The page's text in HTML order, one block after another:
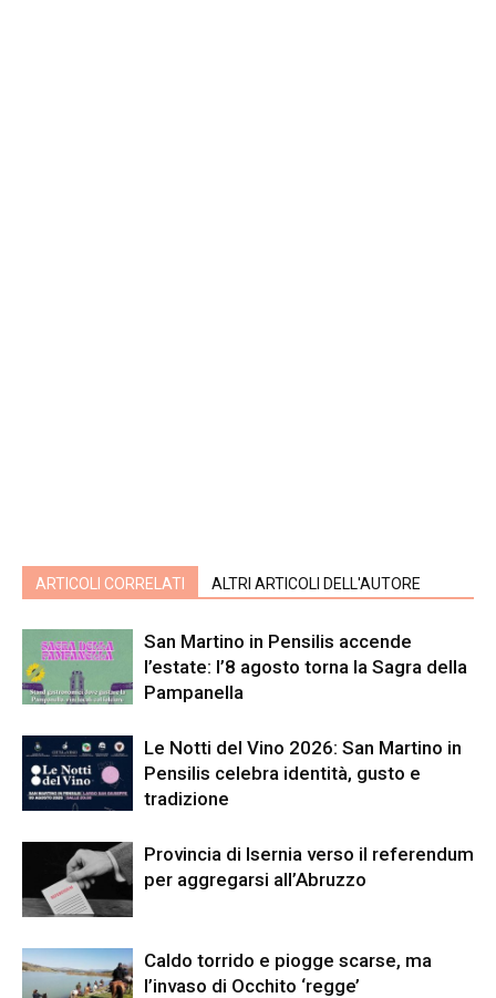
ARTICOLI CORRELATI ALTRI ARTICOLI DELL'AUTORE
San Martino in Pensilis accende
l’estate: l’8 agosto torna la Sagra della
Pampanella
Le Notti del Vino 2026: San Martino in
Pensilis celebra identità, gusto e
tradizione
Provincia di Isernia verso il referendum
per aggregarsi all’Abruzzo
Caldo torrido e piogge scarse, ma
l’invaso di Occhito ‘regge’